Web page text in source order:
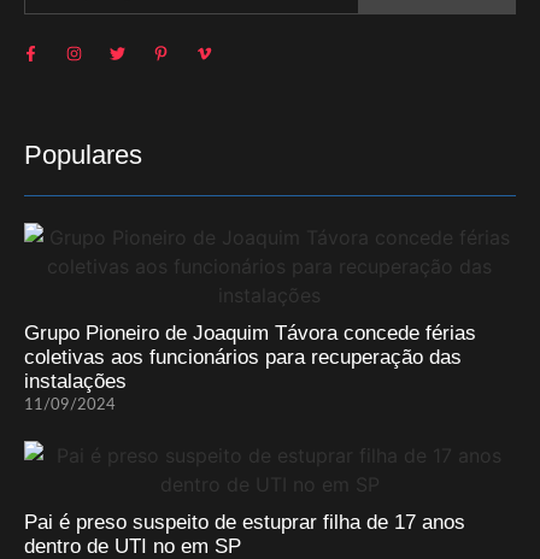
Populares
Grupo Pioneiro de Joaquim Távora concede férias
coletivas aos funcionários para recuperação das
instalações
11/09/2024
Pai é preso suspeito de estuprar filha de 17 anos
dentro de UTI no em SP